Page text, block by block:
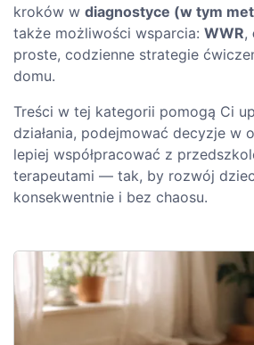
kroków w diagnostyce (w tym
także możliwości wsparcia: WWR,
proste, codzienne strategie
domu.
Treści w tej kategorii pomogą Ci
działania, podejmować decyzje w
lepiej współpracować z
terapeutami — tak, by rozwój
konsekwentnie i bez chaosu.